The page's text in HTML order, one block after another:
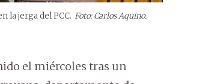
la jerga del PCC. Foto: Carlos Aquino.
el miércoles tras un